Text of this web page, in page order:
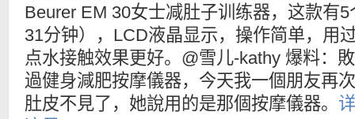
Beurer EM 30女士减肚子训练器，这款有
31分钟），LCD液晶显示，操作简单，用
点水接触效果更好。@雪儿-kathy 爆料：
過健身減肥按摩儀器，今天我一個朋友再
肚皮不見了，她說用的是那個按摩儀器。